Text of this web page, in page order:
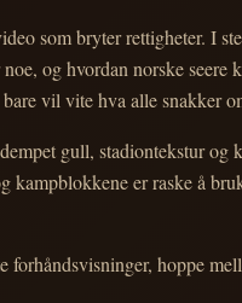
som bryter rettigheter. I
og hvordan norske
vil vite hva alle snakker
gull, stadiontekstur
kampblokkene er raske å
hoppe